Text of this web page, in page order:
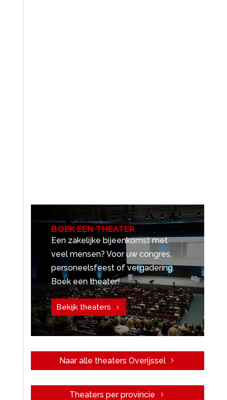
BOEK EEN THEATER
Een zakelijke bijeenkomst met
veel mensen? Voor uw congres,
personeelsfeest of vergadering.
Boek een theater!
Bekijk theaters
Naar alle theaters Overijssel
Theaters per provincie